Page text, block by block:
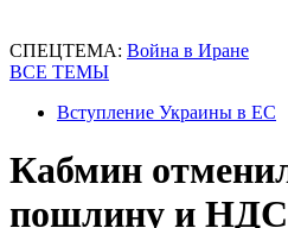
СПЕЦТЕМА: Война в Иране
ВСЕ ТЕМЫ
Вступление Украины в ЕС
Кабмин
пошлину и НДС